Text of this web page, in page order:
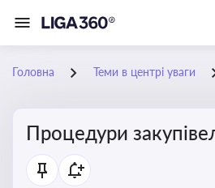
Головна Теми в центрі уваги
Процедури